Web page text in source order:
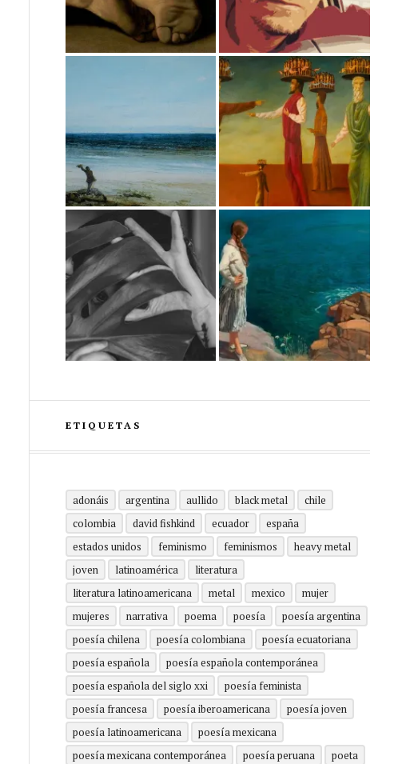
ETIQUETAS
adonáis argentina aullido black metal
chile
colombia
david fishkind ecuador
españa
estados unidos
feminismo feminismos
heavy metal
joven
latinoamérica
literatura
literatura latinoamericana
metal mexico
mujer
mujeres
narrativa poema poesía
poesía argentina
poesía chilena
poesía colombiana
poesía ecuatoriana
poesía española
poesía española contemporánea
poesía española del siglo xxi
poesía feminista
poesía francesa
poesía iberoamericana
poesía joven
poesía latinoamericana
poesía mexicana
poesía mexicana contemporánea
poesía peruana
poeta